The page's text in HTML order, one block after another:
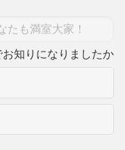
知りになりましたか